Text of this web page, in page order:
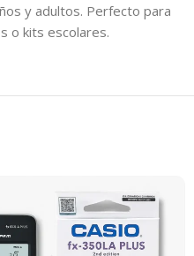
y adultos. Perfecto para
o kits escolares.